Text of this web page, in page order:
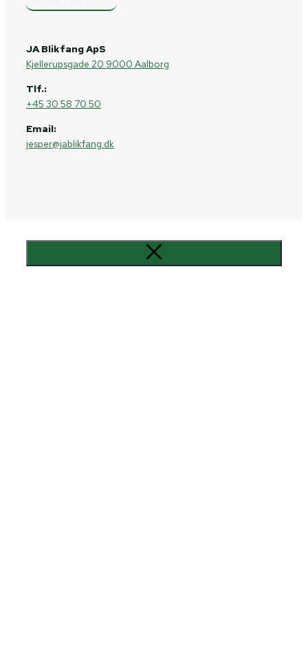
JA Blikfang ApS
Kjellerupsgade 20 9000 Aalborg
Tlf.:
+45 30 58 70 50
Email:
jesper@jablikfang.dk